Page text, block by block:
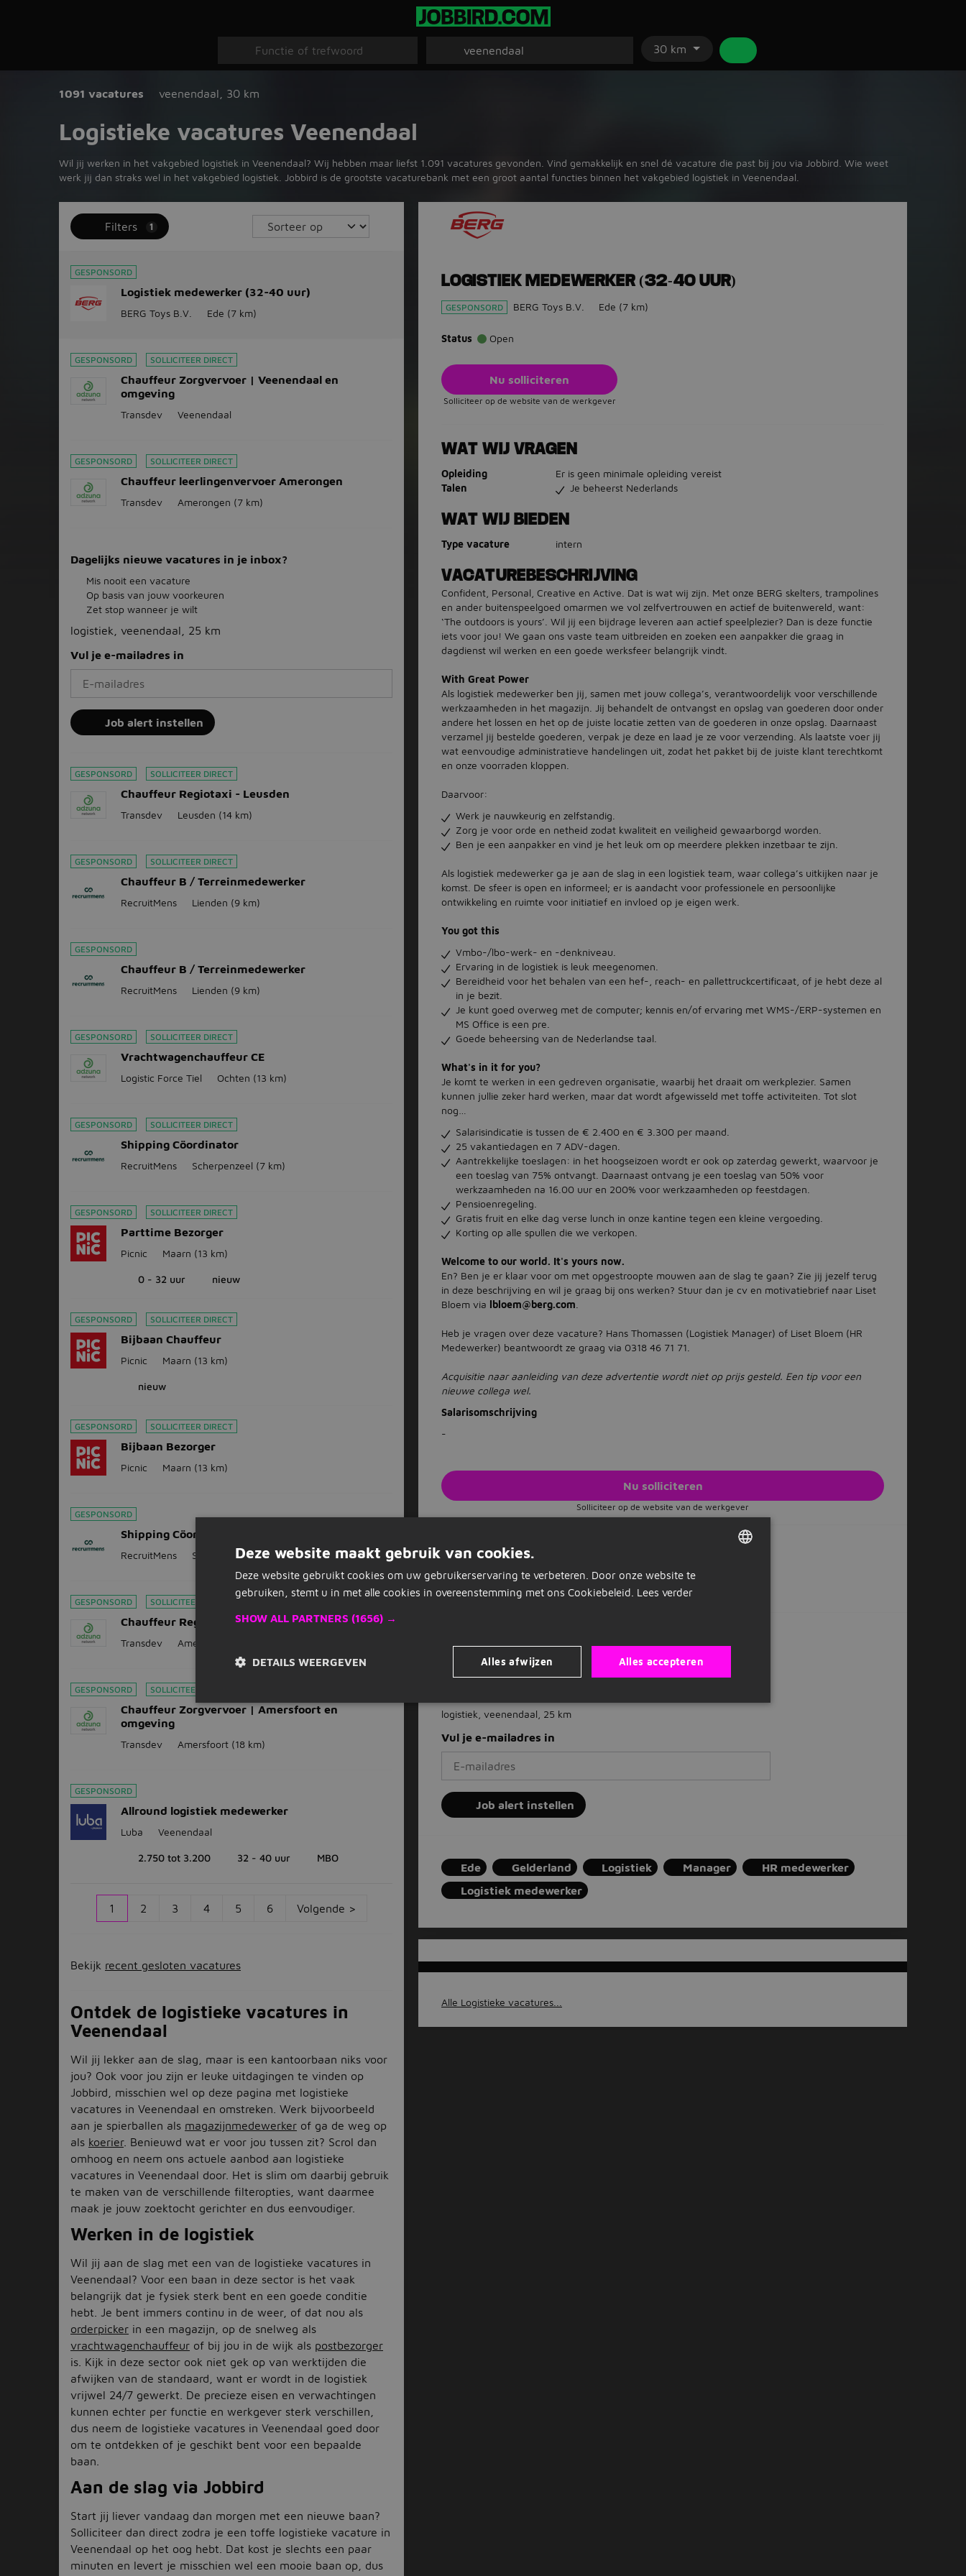
30 km
1091 vacatures veenendaal 30 km
Logistieke vacatures Veenendaal
Wil jij werken in het vakgebied logistiek in Veenendaal? Wij hebben maar liefst 1.091 vacatures gevonden. Vind gemakkelijk en snel dé vacature die past bij jou via Jobbird. Wie weet
werk jij dan straks wel in het vakgebied logistiek. Jobbird is de grootste vacaturebank met een groot aantal functies binnen het vakgebied logistiek in Veenendaal.
Filters 1
GESPONSORD
Logistiek medewerker (32-40 uur)
BERG Toys B.V. Ede (7 km)
GESPONSORD SOLLICITEER DIRECT
Chauffeur Zorgvervoer | Veenendaal en
omgeving
Transdev Veenendaal
GESPONSORD SOLLICITEER DIRECT
Chauffeur leerlingenvervoer Amerongen
Transdev Amerongen (7 km)
Dagelijks nieuwe vacatures in je inbox?
Mis nooit een vacature
Op basis van jouw voorkeuren
Zet stop wanneer je wilt
logistiek, veenendaal, 25 km
Vul je e-mailadres in
Job alert instellen
GESPONSORD SOLLICITEER DIRECT
Chauffeur Regiotaxi - Leusden
Transdev Leusden (14 km)
GESPONSORD SOLLICITEER DIRECT
Chauffeur B / Terreinmedewerker
RecruitMens Lienden (9 km)
GESPONSORD
Chauffeur B / Terreinmedewerker
RecruitMens Lienden (9 km)
GESPONSORD SOLLICITEER DIRECT
Vrachtwagenchauffeur CE
Logistic Force Tiel Ochten (13 km)
GESPONSORD SOLLICITEER DIRECT
Shipping Cöordinator
RecruitMens Scherpenzeel (7 km)
GESPONSORD SOLLICITEER DIRECT
Parttime Bezorger
Picnic Maarn (13 km)
0 - 32 uur nieuw
GESPONSORD SOLLICITEER DIRECT
Bijbaan Chauffeur
Picnic Maarn (13 km)
nieuw
GESPONSORD SOLLICITEER DIRECT
Bijbaan Bezorger
Picnic Maarn (13 km)
GESPONSORD
Shipping Cöordinator
RecruitMens Scherpenzeel (7 km)
GESPONSORD SOLLICITEER DIRECT
Chauffeur Regiotaxi - Amersfoort
Transdev Amersfoort
GESPONSORD SOLLICITEER DIRECT
Chauffeur Zorgvervoer | Amersfoort en
omgeving
Transdev Amersfoort (18 km)
GESPONSORD
Allround logistiek medewerker
Luba Veenendaal
2.750 tot 3.200 32 - 40 uur MBO
1 2 3 4 5 6 Volgende >
Bekijk recent gesloten vacatures
Ontdek de logistieke vacatures in
Veenendaal
Wil jij lekker aan de slag, maar is een kantoorbaan niks voor
jou? Ook voor jou zijn er leuke uitdagingen te vinden op
Jobbird, misschien wel op deze pagina met logistieke
vacatures in Veenendaal en omstreken. Werk bijvoorbeeld
aan je spierballen als magazijnmedewerker of ga de weg op
als koerier. Benieuwd wat er voor jou tussen zit? Scrol dan
omhoog en neem ons actuele aanbod aan logistieke
vacatures in Veenendaal door. Het is slim om daarbij gebruik
te maken van de verschillende filteropties, want daarmee
maak je jouw zoektocht gerichter en dus eenvoudiger.
Werken in de logistiek
Wil jij aan de slag met een van de logistieke vacatures in
Veenendaal? Voor een baan in deze sector is het vaak
belangrijk dat je fysiek sterk bent en een goede conditie
hebt. Je bent immers continu in de weer, of dat nou als
orderpicker in een magazijn, op de snelweg als
vrachtwagenchauffeur of bij jou in de wijk als postbezorger
is. Kijk in deze sector ook niet gek op van werktijden die
afwijken van de standaard, want er wordt in de logistiek
vrijwel 24/7 gewerkt. De precieze eisen en verwachtingen
kunnen echter per functie en werkgever sterk verschillen,
dus neem de logistieke vacatures in Veenendaal goed door
om te ontdekken of je geschikt bent voor een bepaalde
baan.
Aan de slag via Jobbird
Start jij liever vandaag dan morgen met een nieuwe baan?
Solliciteer dan direct zodra je een toffe logistieke vacature in
Veenendaal op het oog hebt. Dat kost je slechts een paar
minuten en levert je misschien wel een mooie baan op, dus
LOGISTIEK MEDEWERKER (32-40 UUR)
GESPONSORD BERG Toys B.V. Ede (7 km)
Status Open
Nu solliciteren
Solliciteer op de website van de werkgever
WAT WIJ VRAGEN
Opleiding
Er is geen minimale opleiding vereist
Talen
Je beheerst Nederlands
WAT WIJ BIEDEN
Type vacature intern
VACATUREBESCHRIJVING
Confident, Personal, Creative en Active. Dat is wat wij zijn. Met onze BERG skelters, trampolines
en ander buitenspeelgoed omarmen we vol zelfvertrouwen en actief de buitenwereld, want:
‘The outdoors is yours’. Wil jij een bijdrage leveren aan actief speelplezier? Dan is deze functie
iets voor jou! We gaan ons vaste team uitbreiden en zoeken een aanpakker die graag in
dagdienst wil werken en een goede werksfeer belangrijk vindt.
With Great Power
Als logistiek medewerker ben jij, samen met jouw collega’s, verantwoordelijk voor verschillende
werkzaamheden in het magazijn. Jij behandelt de ontvangst en opslag van goederen door onder
andere het lossen en het op de juiste locatie zetten van de goederen in onze opslag. Daarnaast
verzamel jij bestelde goederen, verpak je deze en laad je ze voor verzending. Als laatste voer jij
wat eenvoudige administratieve handelingen uit, zodat het pakket bij de juiste klant terechtkomt
en onze voorraden kloppen.
Daarvoor:
Werk je nauwkeurig en zelfstandig.
Zorg je voor orde en netheid zodat kwaliteit en veiligheid gewaarborgd worden.
Ben je een aanpakker en vind je het leuk om op meerdere plekken inzetbaar te zijn.
Als logistiek medewerker ga je aan de slag in een logistiek team, waar collega’s uitkijken naar je
komst. De sfeer is open en informeel; er is aandacht voor professionele en persoonlijke
ontwikkeling en ruimte voor initiatief en invloed op je eigen werk.
You got this
Vmbo-/lbo-werk- en -denkniveau.
Ervaring in de logistiek is leuk meegenomen.
Bereidheid voor het behalen van een hef-, reach- en pallettruckcertificaat, of je hebt deze al
in je bezit.
Je kunt goed overweg met de computer; kennis en/of ervaring met WMS-/ERP-systemen en
MS Office is een pre.
Goede beheersing van de Nederlandse taal.
What's in it for you?
Je komt te werken in een gedreven organisatie, waarbij het draait om werkplezier. Samen
kunnen jullie zeker hard werken, maar dat wordt afgewisseld met toffe activiteiten. Tot slot
nog…
Salarisindicatie is tussen de € 2.400 en € 3.300 per maand.
25 vakantiedagen en 7 ADV-dagen.
Aantrekkelijke toeslagen: in het hoogseizoen wordt er ook op zaterdag gewerkt, waarvoor je
een toeslag van 75% ontvangt. Daarnaast ontvang je een toeslag van 50% voor
werkzaamheden na 16.00 uur en 200% voor werkzaamheden op feestdagen.
Pensioenregeling.
Gratis fruit en elke dag verse lunch in onze kantine tegen een kleine vergoeding.
Korting op alle spullen die we verkopen.
Welcome to our world. It's yours now.
En? Ben je er klaar voor om met opgestroopte mouwen aan de slag te gaan? Zie jij jezelf terug
in deze beschrijving en wil je graag bij ons werken? Stuur dan je cv en motivatiebrief naar Liset
Bloem via lbloem@berg.com
Heb je vragen over deze vacature? Hans Thomassen (Logistiek Manager) of Liset Bloem (HR
Medewerker) beantwoordt ze graag via 0318 46 71 71.
Acquisitie naar aanleiding van deze advertentie wordt niet op prijs gesteld. Een tip voor een
nieuwe collega wel.
Salarisomschrijving
-
Nu solliciteren
Solliciteer op de website van de werkgever
Opslaan als favoriet Vacature delen Of solliciteer later
Dagelijks nieuwe vacatures in je inbox?
Mis nooit een vacature
Op basis van jouw voorkeuren
logistiek, veenendaal, 25 km
Vul je e-mailadres in
Job alert instellen
Ede Gelderland Logistiek Manager
HR medewerker
Logistiek medewerker
Alle Logistieke vacatures...
Deze website maakt gebruik van cookies.
Deze website gebruikt cookies om uw gebruikerservaring te verbeteren. Door onze website te
gebruiken, stemt u in met alle cookies in overeenstemming met ons Cookiebeleid. Lees verder
SHOW ALL PARTNERS (1656) →
Alles accepteren
Alles afwijzen
DETAILS WEERGEVEN